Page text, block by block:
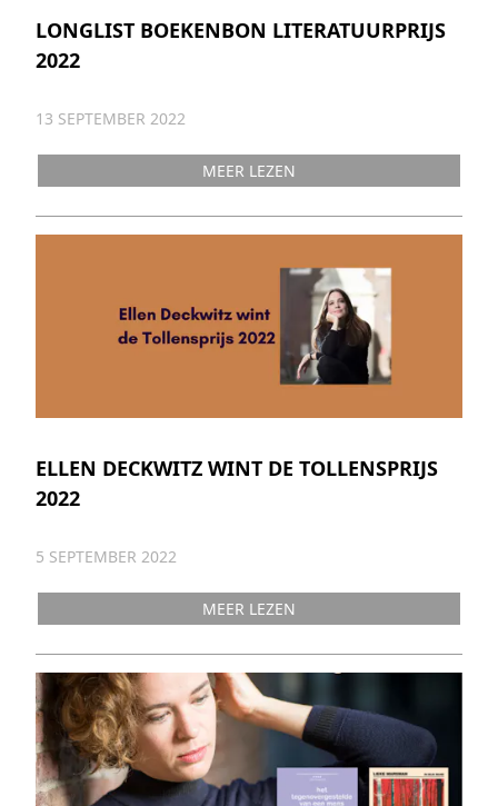
LONGLIST BOEKENBON LITERATUURPRIJS
2022
13 SEPTEMBER 2022
MEER LEZEN
ELLEN DECKWITZ WINT DE TOLLENSPRIJS
2022
5 SEPTEMBER 2022
MEER LEZEN